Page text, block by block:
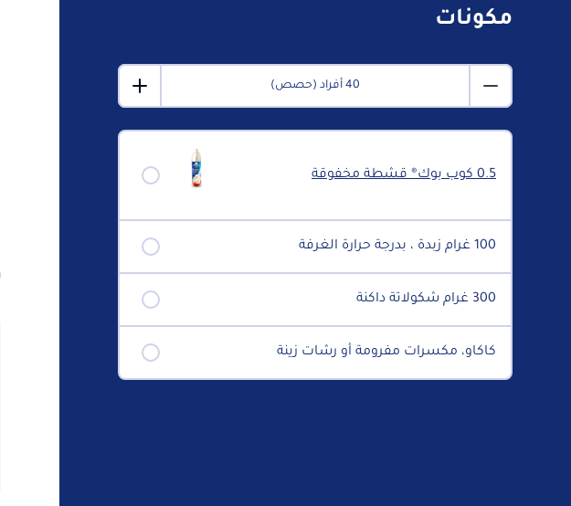
مكونات
40 أفراد (حصص)
0.5 كوب بوك® قشطة مخفوقة
100 غرام زبدة ، بدرجة حرارة الغرفة
300 غرام شكولاتة داكنة
كاكاو، مكسرات مفرومة أو رشات زينة